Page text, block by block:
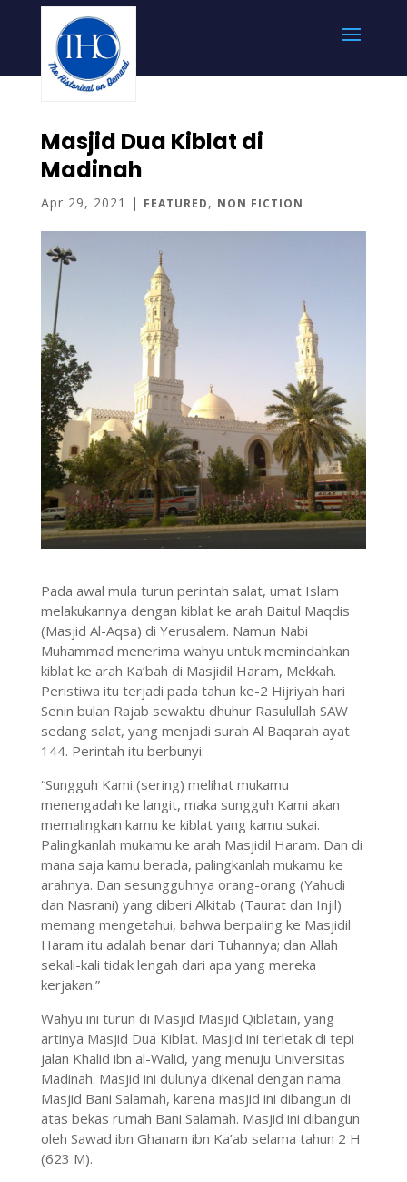
Masjid Dua Kiblat di
Madinah
Apr 29, 2021 | FEATURED, NON FICTION
Pada awal mula turun perintah salat, umat Islam
melakukannya dengan kiblat ke arah Baitul Maqdis
(Masjid Al-Aqsa) di Yerusalem. Namun Nabi
Muhammad menerima wahyu untuk memindahkan
kiblat ke arah Ka’bah di Masjidil Haram, Mekkah.
Peristiwa itu terjadi pada tahun ke-2 Hijriyah hari
Senin bulan Rajab sewaktu dhuhur Rasulullah SAW
sedang salat, yang menjadi surah Al Baqarah ayat
144. Perintah itu berbunyi:
“Sungguh Kami (sering) melihat mukamu
menengadah ke langit, maka sungguh Kami akan
memalingkan kamu ke kiblat yang kamu sukai.
Palingkanlah mukamu ke arah Masjidil Haram. Dan di
mana saja kamu berada, palingkanlah mukamu ke
arahnya. Dan sesungguhnya orang-orang (Yahudi
dan Nasrani) yang diberi Alkitab (Taurat dan Injil)
memang mengetahui, bahwa berpaling ke Masjidil
Haram itu adalah benar dari Tuhannya; dan Allah
sekali-kali tidak lengah dari apa yang mereka
kerjakan.”
Wahyu ini turun di Masjid Masjid Qiblatain, yang
artinya Masjid Dua Kiblat. Masjid ini terletak di tepi
jalan Khalid ibn al-Walid, yang menuju Universitas
Madinah. Masjid ini dulunya dikenal dengan nama
Masjid Bani Salamah, karena masjid ini dibangun di
atas bekas rumah Bani Salamah. Masjid ini dibangun
oleh Sawad ibn Ghanam ibn Ka’ab selama tahun 2 H
(623 M).